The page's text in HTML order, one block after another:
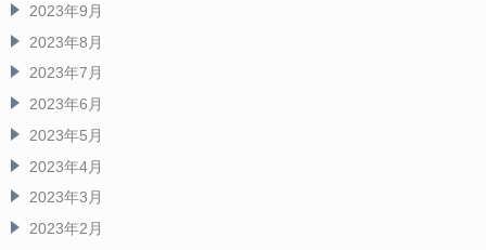
2023年9月
2023年8月
2023年7月
2023年6月
2023年5月
2023年4月
2023年3月
2023年2月